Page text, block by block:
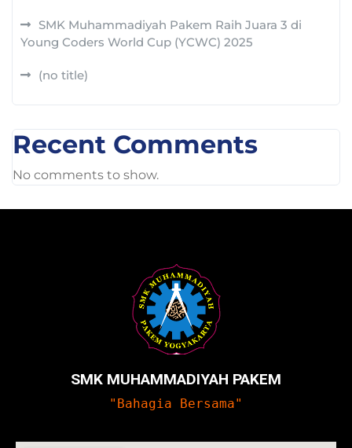
SMK Muhammadiyah Pakem Raih Juara 3 di
Young Coders World Cup (YCWC) 2025
(no title)
Recent Comments
No comments to show.
SMK MUHAMMADIYAH PAKEM
"Bahagia Bersama"